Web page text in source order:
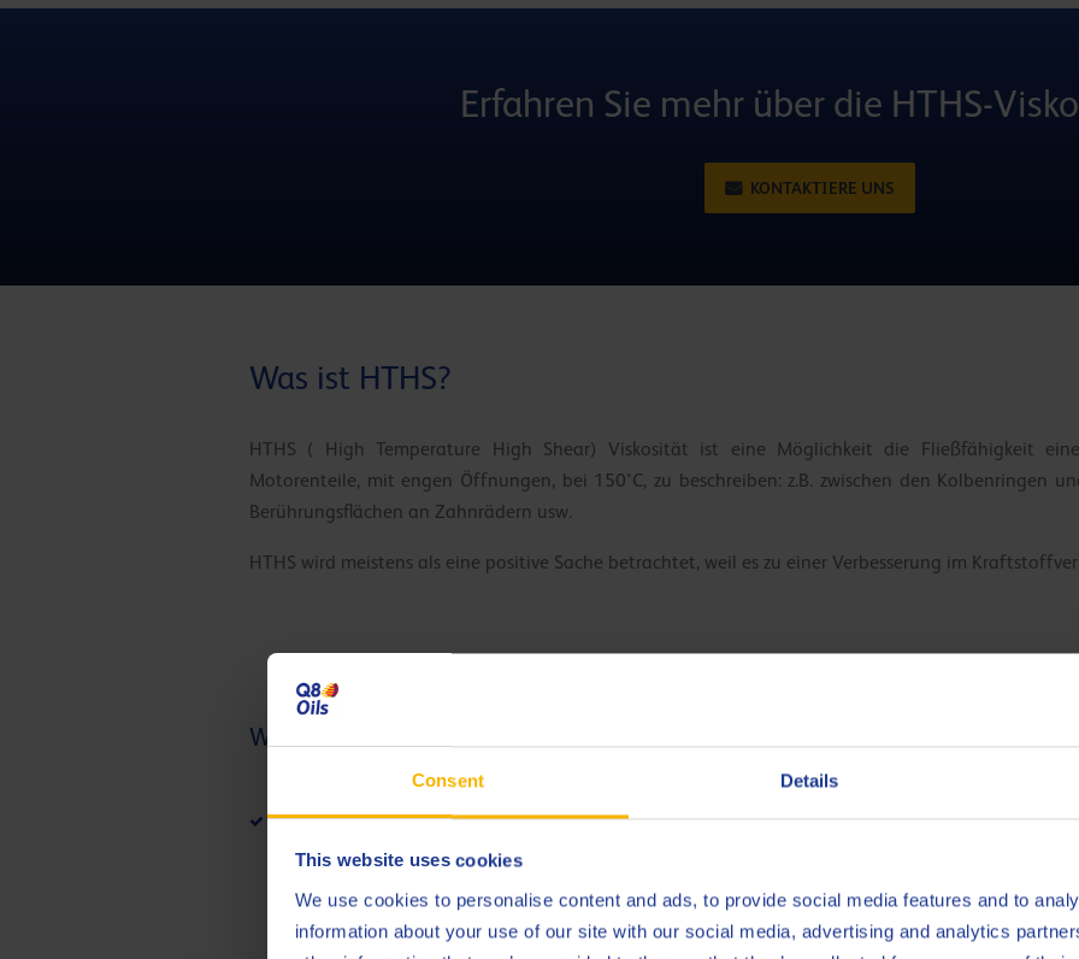
Consent Details
This website uses cookies
We use cookies to personalise content and ads, to provide social media features and to
information about your use of our site with our social media, advertising and analytics
Erfahren Sie mehr über die HTHS-
KONTAKTIERE UNS
Was ist HTHS?
HTHS ( High Temperature High Shear) Viskosität ist eine Möglichkeit die Fließfähigkeit
Motorenteile, mit engen Öffnungen, bei 150°C, zu beschreiben: z.B. zwischen den Kolbenringen
Berührungsflächen an Zahnrädern usw.
HTHS wird meistens als eine positive Sache betrachtet, weil es zu einer Verbesserung im
Was sind die Herausforderungen?
Verschleiß
HTHS-Viskosität kann zu Kraftstoffeinsparungen über das gesamte Ölwechselintervall beitragen.
diese sehr dünnflüssigen Öle für Hochleistungsmotoren, unverzichtbar.